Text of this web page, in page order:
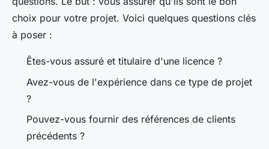
choix pour votre projet. Voici quelques questions clés
à poser :
Êtes-vous assuré et titulaire d'une licence ?
Avez-vous de l'expérience dans ce type de projet
?
Pouvez-vous fournir des références de clients
précédents ?